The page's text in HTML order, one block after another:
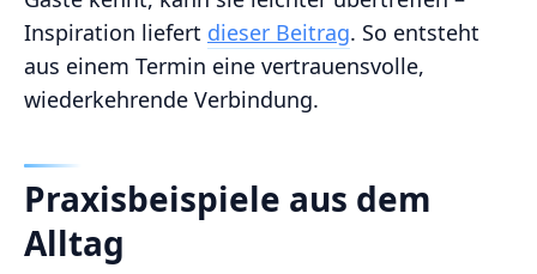
Inspiration liefert dieser Beitrag. So entsteht
aus einem Termin eine vertrauensvolle,
wiederkehrende Verbindung.
Praxisbeispiele aus dem
Alltag